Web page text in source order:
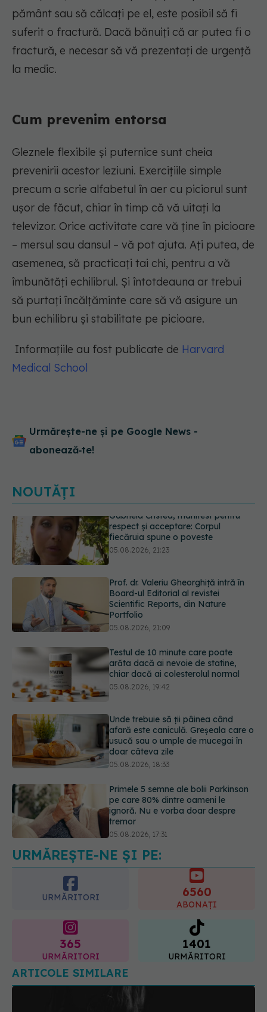
pământ sau să călcați pe el, este posibil să fi
suferit o fractură. Dacă bănuiți că ar putea fi o
fractură, e necesar să vă prezentați de urgență
la medic.
Cum prevenim entorsa
Gleznele flexibile și puternice sunt cheia
prevenirii acestor leziuni. Exercițiile simple
precum a scrie alfabetul în aer cu piciorul sunt
ușor de făcut, chiar în timp că vă uitați la
televizor. Orice activitate care vă ține în picioare
– mersul sau dansul – vă pot ajuta. Ați putea, de
asemenea, să practicați tai chi, pentru a vă
îmbunătăți echilibrul. Și întotdeauna ar trebui
să purtați încălțăminte care să vă asigure un
bun echilibru și stabilitate pe picioare.
Informațiile au fost publicate de Harvard
Medical School
Urmărește-ne și pe Google News -
abonează‑te!
NOUTĂȚI
Prof. dr. Valeriu Gheorghiță intră în
Board-ul Editorial al revistei
Scientific Reports, din Nature
05.08.2026, 21:09
Testul de 10 minute care poate
arăta dacă ai nevoie de statine,
chiar dacă ai colesterolul normal
Unde trebuie să ții pâinea când
usucă sau o umple de mucegai în
05.08.2026, 18:33
Primele 5 semne ale bolii Parkinson
pe care 80% dintre oameni le
ignoră. Nu e vorba doar despre
05.08.2026, 17:31
Gabriela Cristea, manifest pentru
respect și acceptare: Corpul
fiecăruia spune o poveste
URMĂREȘTE-NE ȘI PE:
URMĂRITORI 6560
ABONAȚI
365
URMĂRITORI
1401
URMĂRITORI
ARTICOLE SIMILARE